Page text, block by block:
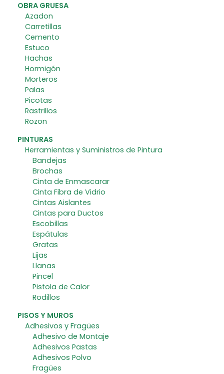
OBRA GRUESA
Azadon
Carretillas
Cemento
Estuco
Hachas
Hormigón
Morteros
Palas
Picotas
Rastrillos
Rozon
PINTURAS
Herramientas y Suministros de Pintura
Bandejas
Brochas
Cinta de Enmascarar
Cinta Fibra de Vidrio
Cintas Aislantes
Cintas para Ductos
Escobillas
Espátulas
Gratas
Lijas
Llanas
Pincel
Pistola de Calor
Rodillos
PISOS Y MUROS
Adhesivos y Fragües
Adhesivo de Montaje
Adhesivos Pastas
Adhesivos Polvo
Fragües